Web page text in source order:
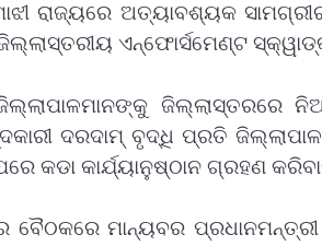
ରାଜ୍ୟରେ ଅତ୍ୟାବଶ୍ୟକ
ଏନ୍‌ଫୋର୍ସମେଣ୍ଟ
ଜିଲ୍ଲାସ୍ତରରେ
ଦରଦାମ୍‌ ବୃଦ୍ଧି ପ୍ରତି
କଡା କାର୍ଯ୍ୟାନୁଷ୍ଠାନ ଗ୍ରହଣ
ବୈଠକରେ ମାନ୍ୟବର